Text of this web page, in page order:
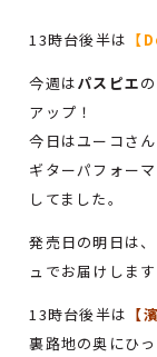
13時台後半は 【
今週はパスピエ
アップ！
今日はユーコさ
ギターパフォー
してました。
発売日の明日は
ュでお届けします
13時台後半は 【
裏路地の奥にひ